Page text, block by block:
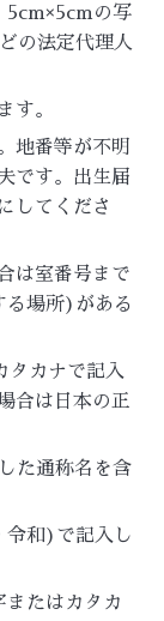
5cm×5cmの写
の法定代理人
す。
地番等が不明
です。出生届
してくださ
は室番号まで
る場所)がある
カナで記入
合は日本の正
た通称名を含
令和)で記入し
たはカタカ